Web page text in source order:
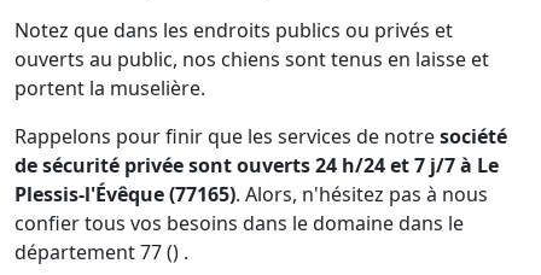
Notez que dans les endroits publics ou privés et
ouverts au public, nos chiens sont tenus en laisse et
portent la muselière.
Rappelons pour finir que les services de notresociété
de sécurité privée sont ouverts 24 h/24 et 7 j/7 à Le
Plessis-l'Évêque (77165). Alors, n'hésitez pas à nous
confier tous vos besoins dans le domaine dans le
département 77 () .